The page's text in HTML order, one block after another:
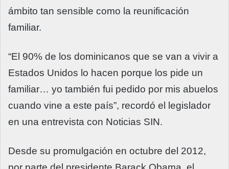
ámbito tan sensible como la reunificación
familiar.
“El 90% de los dominicanos que se van a vivir a
Estados Unidos lo hacen porque los pide un
familiar… yo también fui pedido por mis abuelos
cuando vine a este país”, recordó el legislador
en una entrevista con Noticias SIN.
Desde su promulgación en octubre del 2012,